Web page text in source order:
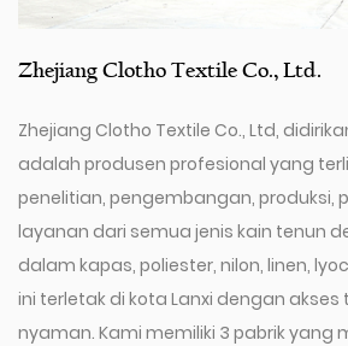
Zhejiang Clotho Textile Co., Ltd.
Zhejiang Clotho Textile Co., Ltd,
adalah produsen profesional yang
penelitian, pengembangan, produksi,
layanan dari semua jenis kain tenun
dalam kapas, poliester, nilon, linen,
ini terletak di kota Lanxi dengan
nyaman. Kami memiliki 3 pabrik yang